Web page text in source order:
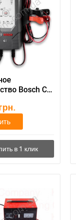
Bosch C7